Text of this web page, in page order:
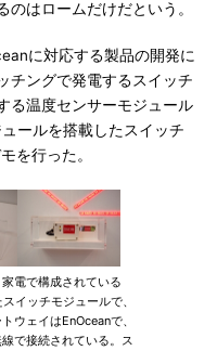
はロームだけだという。
に対応する製品の開発に
チングで発電するスイッチ
る温度センサーモジュール
ールを搭載したスイッチ
を行った。
電で構成されている
イッチモジュールで、
ウェイはEnOceanで、
で接続されている。ス